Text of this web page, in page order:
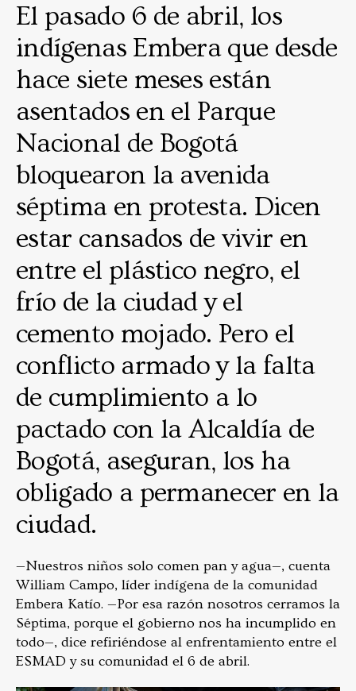
El pasado 6 de abril, los
indígenas Embera que desde
hace siete meses están
asentados en el Parque
Nacional de Bogotá
bloquearon la avenida
séptima en protesta. Dicen
estar cansados de vivir en
entre el plástico negro, el
frío de la ciudad y el
cemento mojado. Pero el
conflicto armado y la falta
de cumplimiento a lo
pactado con la Alcaldía de
Bogotá, aseguran, los ha
obligado a permanecer en la
ciudad.
—Nuestros niños solo comen pan y agua—, cuenta
William Campo, líder indígena de la comunidad
Embera Katío. —Por esa razón nosotros cerramos la
Séptima, porque el gobierno nos ha incumplido en
todo—, dice refiriéndose al enfrentamiento entre el
ESMAD y su comunidad el 6 de abril.